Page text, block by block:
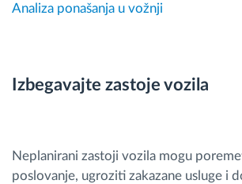
Analiza ponašanja u vožnji
Izbegavajte zastoje vozila
Neplanirani zastoji vozila mogu
poslovanje, ugroziti zakazane usluge i